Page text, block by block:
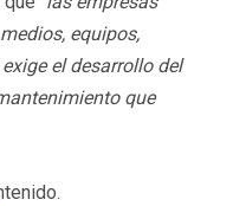
equipos,
el desarrollo del
que